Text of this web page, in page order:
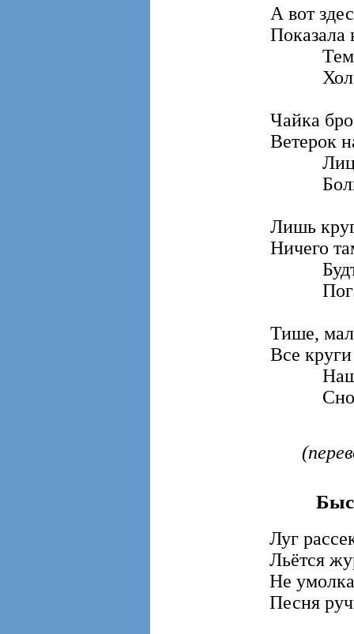
А вот
Показала
Чайка
Ветерок
Лиц на
Лишь
Ничего
Будто
Тише,
Все
Наше
Снова
Луг
Льётся
Не
Песня